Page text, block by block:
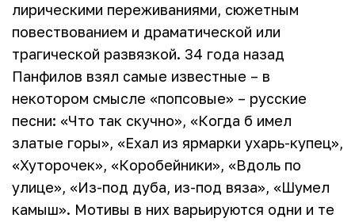
лирическими переживаниями, сюжетным
повествованием и драматической или
трагической развязкой. 34 года назад
Панфилов взял самые известные – в
некотором смысле «попсовые» – русские
песни: «Что так скучно», «Когда б имел
златые горы», «Ехал из ярмарки ухарь-купец»,
«Хуторочек», «Коробейники», «Вдоль по
улице», «Из-под дуба, из-под вяза», «Шумел
камыш». Мотивы в них варьируются одни и те